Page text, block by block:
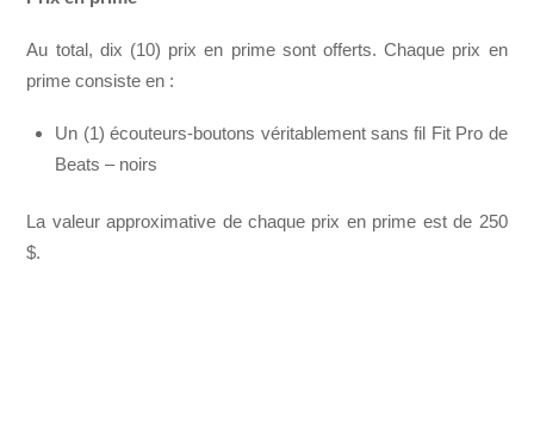
Au total, dix (10) prix en prime sont offerts. Chaque prix en
prime consiste en :
Un (1) écouteurs-boutons véritablement sans fil Fit Pro de
Beats – noirs
La valeur approximative de chaque prix en prime est de 250
$.